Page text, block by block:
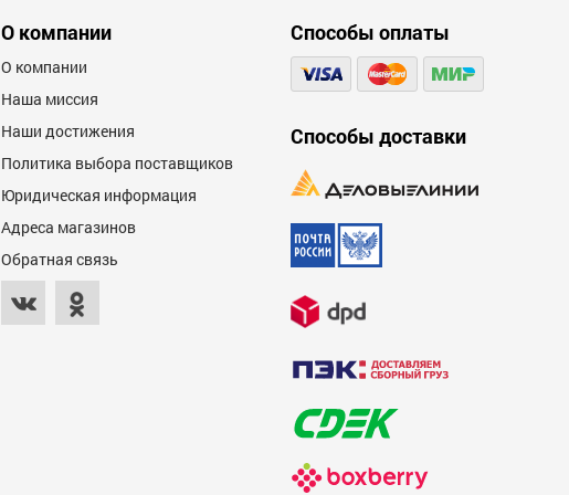
О компании
О компании
Наша миссия
Наши достижения
Политика выбора поставщиков
Юридическая информация
Адреса магазинов
Обратная связь
Способы оплаты
Способы доставки